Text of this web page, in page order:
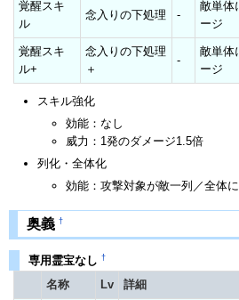
覚醒スキ
ル
念入りの下処理 -
敵単体
ージ
覚醒スキ
ル+
念入りの下処理
＋
-
敵単体
ージ
スキル強化
効能：なし
威力：1発のダメージ1.5倍
列化・全体化
効能：攻撃対象が敵一列／全体
奥義 †
専用霊宝なし †
名称
Lv 詳細